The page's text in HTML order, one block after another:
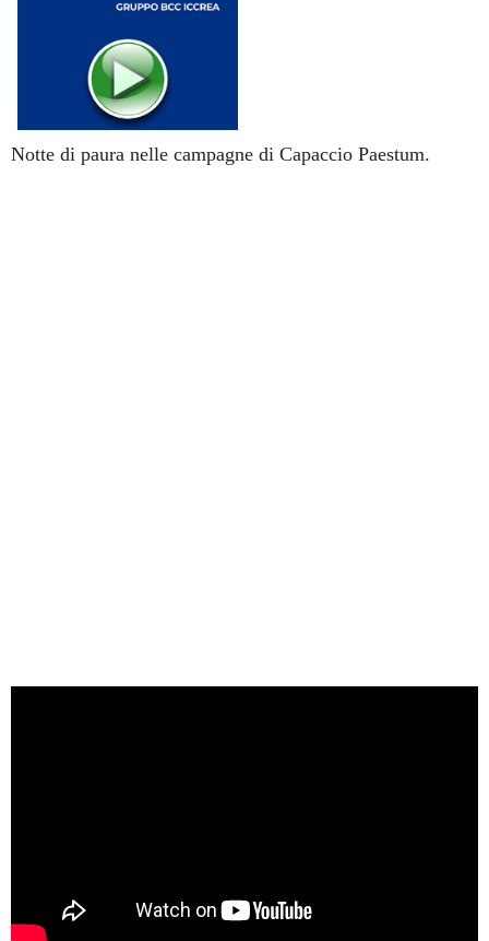
Notte di paura nelle campagne di Capaccio Paestum.